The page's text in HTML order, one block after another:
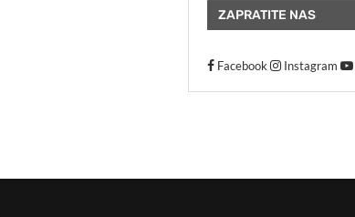
ZAPRATITE NAS
Facebook Instagram